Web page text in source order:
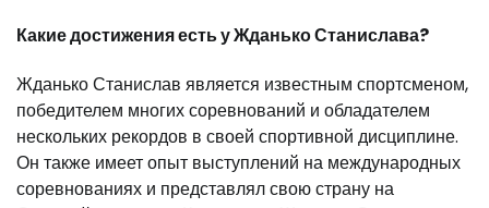
Какие достижения есть у Жданько Станислава?
Жданько Станислав является известным спортсменом,
победителем многих соревнований и обладателем
нескольких рекордов в своей спортивной дисциплине.
Он также имеет опыт выступлений на международных
соревнованиях и представлял свою страну на